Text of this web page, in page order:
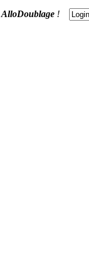
AlloDoublage !